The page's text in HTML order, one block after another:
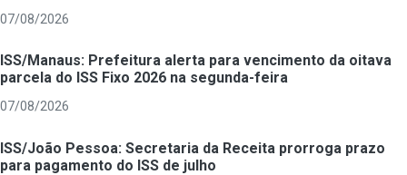
07/08/2026
ISS/Manaus: Prefeitura alerta para vencimento da oitava
parcela do ISS Fixo 2026 na segunda-feira
07/08/2026
ISS/João Pessoa: Secretaria da Receita prorroga prazo
para pagamento do ISS de julho